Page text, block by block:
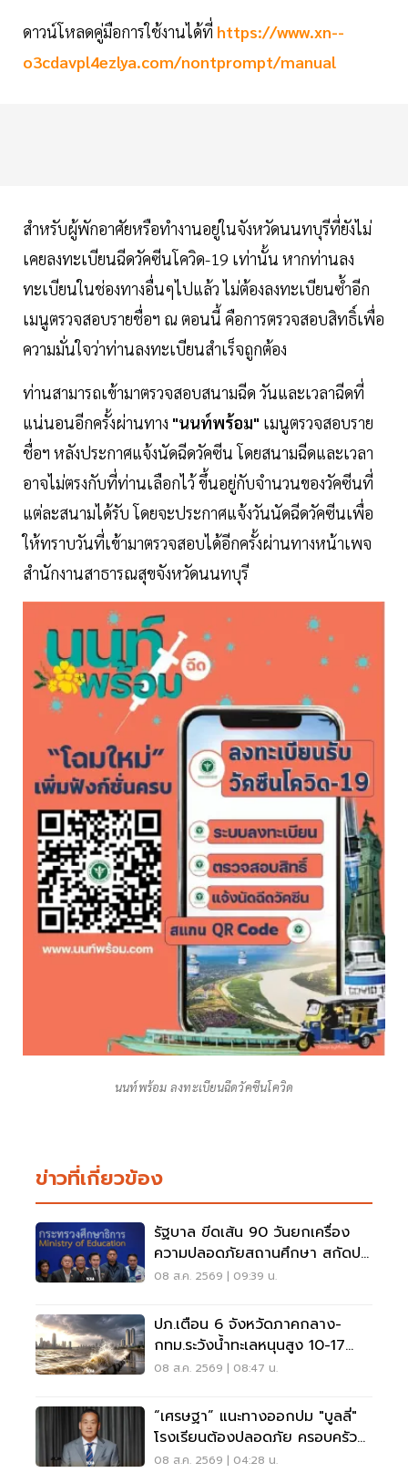
ดาวน์โหลดคู่มือการใช้งานได้ที่ https://www.xn--
o3cdavpl4ezlya.com/nontprompt/manual
สำหรับผู้พักอาศัยหรือทำงานอยู่ในจังหวัดนนทบุรีที่ยังไม่
เคยลงทะเบียนฉีดวัคซีนโควิด-19 เท่านั้น หากท่านลง
ทะเบียนในช่องทางอื่นๆไปแล้ว ไม่ต้องลงทะเบียนซ้ำอีก
เมนูตรวจสอบรายชื่อฯ ณ ตอนนี้ คือการตรวจสอบสิทธิ์เพื่อ
ความมั่นใจว่าท่านลงทะเบียนสำเร็จถูกต้อง
ท่านสามารถเข้ามาตรวจสอบสนามฉีด วันและเวลาฉีดที่
แน่นอนอีกครั้งผ่านทาง "นนท์พร้อม" เมนูตรวจสอบราย
ชื่อฯ หลังประกาศแจ้งนัดฉีดวัคซีน โดยสนามฉีดและเวลา
อาจไม่ตรงกับที่ท่านเลือกไว้ ขึ้นอยู่กับจำนวนของวัคซีนที่
แต่ละสนามได้รับ โดยจะประกาศแจ้งวันนัดฉีดวัคซีนเพื่อ
ให้ทราบวันที่เข้ามาตรวจสอบได้อีกครั้งผ่านทางหน้าเพจ
สำนักงานสาธารณสุขจังหวัดนนทบุรี
นนท์พร้อม ลงทะเบียนฉีดวัคซีนโควิด
ข่าวที่เกี่ยวข้อง
รัฐบาล ขีดเส้น 90 วันยกเครื่อง
ความปลอดภัยสถานศึกษา สกัดปม
บูลลี่
08 ส.ค. 2569 | 09:39 น.
ปภ.เตือน 6 จังหวัดภาคกลาง-
กทม.ระวังน้ำทะเลหนุนสูง 10-17
ส.ค.69
08 ส.ค. 2569 | 08:47 น.
“เศรษฐา” แนะทางออกปม "บูลลี่"
โรงเรียนต้องปลอดภัย ครอบครัว
ต้องรับฟัง
08 ส.ค. 2569 | 04:28 น.